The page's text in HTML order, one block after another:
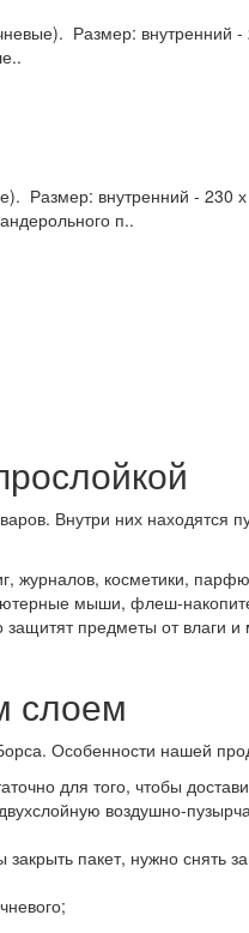
Размер: внутренний
Размер: внутренний -
п..
Внутри них находятся
журналов, косметики,
мыши, флеш-
предметы от влаги
слоем
Особенности нашей
для того, чтобы
воздушно-
пакет, нужно снять